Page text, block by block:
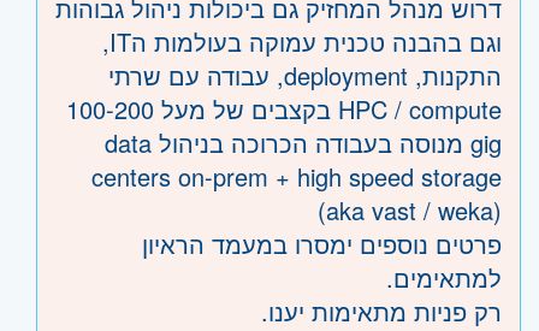
דרוש מנהל המחזיק גם ביכולות ניהול גבוהות
וגם בהבנה טכנית עמוקה בעולמות הIT,
התקנות, deployment, עבודה עם שרתי
HPC / compute בקצבים של מעל 100-200
gig מנוסה בעבודה הכרוכה בניהול data
centers on-prem + high speed storage
(aka vast / weka)
פרטים נוספים ימסרו במעמד הראיון
למתאימים.
רק פניות מתאימות יענו.